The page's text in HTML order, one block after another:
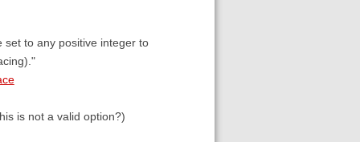
set to any positive integer to
is not a valid option?)